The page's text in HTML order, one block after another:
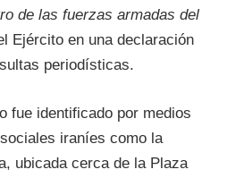
de las fuerzas armadas del
Ejército en una declaración
periodísticas.
fue identificado por medios
iraníes como la
ubicada cerca de la Plaza